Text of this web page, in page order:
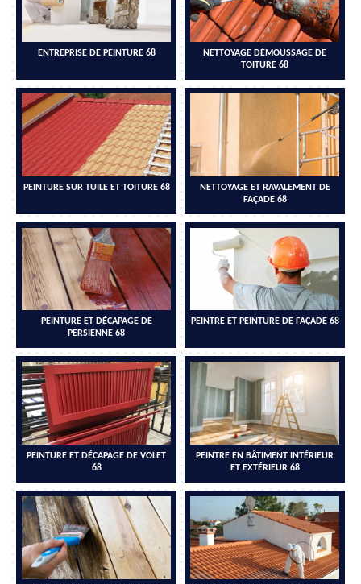
ENTREPRISE DE PEINTURE 68
NETTOYAGE DÉMOUSSAGE DE
TOITURE 68
PEINTURE SUR TUILE ET TOITURE 68
NETTOYAGE ET RAVALEMENT DE
FAÇADE 68
PEINTURE ET DÉCAPAGE DE
PERSIENNE 68
PEINTRE ET PEINTURE DE FAÇADE 68
PEINTURE ET DÉCAPAGE DE VOLET
68
PEINTRE EN BÂTIMENT INTÉRIEUR
ET EXTÉRIEUR 68